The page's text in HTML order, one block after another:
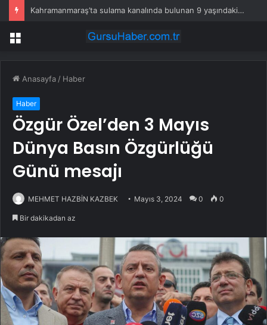
Kahramanmaraş’ta sulama kanalında bulunan 9 yaşındaki çocuk hayatını kaybetti
Menü
Anasayfa / Haber
Haber
Özgür Özel’den 3 Mayıs
Dünya Basın Özgürlüğü
Günü mesajı
MEHMET HAZBİN KAZBEK Mayıs 3, 2024 0 0
Bir dakikadan az